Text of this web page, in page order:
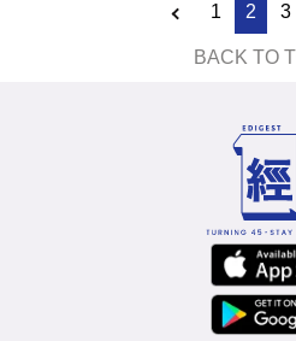
1 2 3
BACK TO